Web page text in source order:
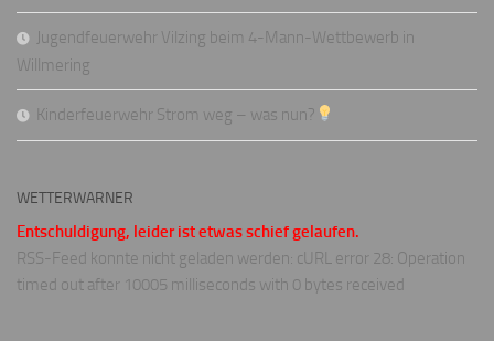
Jugendfeuerwehr Vilzing beim 4-Mann-Wettbewerb in
Willmering
Kinderfeuerwehr Strom weg – was nun?
WETTERWARNER
Entschuldigung, leider ist etwas schief gelaufen.
RSS-Feed konnte nicht geladen werden: cURL error 28: Operation
timed out after 10005 milliseconds with 0 bytes received